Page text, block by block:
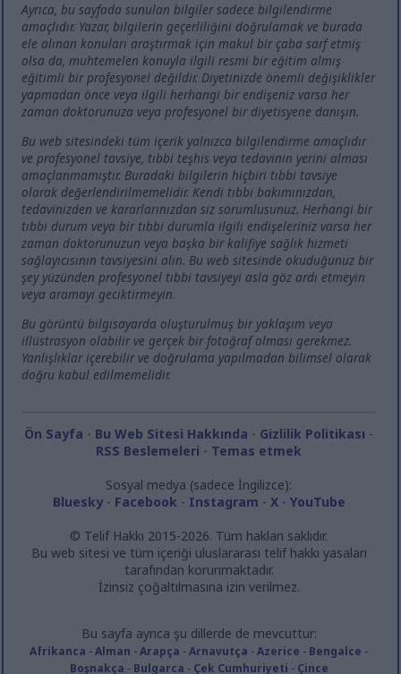
Ayrıca, bu sayfada sunulan bilgiler sadece bilgilendirme
amaçlıdır. Yazar, bilgilerin geçerliliğini doğrulamak ve burada
ele alınan konuları araştırmak için makul bir çaba sarf etmiş
olsa da, muhtemelen konuyla ilgili resmi bir eğitim almış
eğitimli bir profesyonel değildir. Diyetinizde önemli değişiklikler
yapmadan önce veya ilgili herhangi bir endişeniz varsa her
zaman doktorunuza veya profesyonel bir diyetisyene danışın.
Bu web sitesindeki tüm içerik yalnızca bilgilendirme amaçlıdır
ve profesyonel tavsiye, tıbbi teşhis veya tedavinin yerini alması
amaçlanmamıştır. Buradaki bilgilerin hiçbiri tıbbi tavsiye
olarak değerlendirilmemelidir. Kendi tıbbi bakımınızdan,
tedavinizden ve kararlarınızdan siz sorumlusunuz. Herhangi bir
tıbbi durum veya bir tıbbi durumla ilgili endişeleriniz varsa her
zaman doktorunuzun veya başka bir kalifiye sağlık hizmeti
sağlayıcısının tavsiyesini alın. Bu web sitesinde okuduğunuz bir
şey yüzünden profesyonel tıbbi tavsiyeyi asla göz ardı etmeyin
veya aramayı geciktirmeyin.
Bu görüntü bilgisayarda oluşturulmuş bir yaklaşım veya
illüstrasyon olabilir ve gerçek bir fotoğraf olması gerekmez.
Yanlışlıklar içerebilir ve doğrulama yapılmadan bilimsel olarak
doğru kabul edilmemelidir.
Ön Sayfa - Bu Web Sitesi Hakkında - Gizlilik Politikası -
RSS Beslemeleri - Temas etmek
Sosyal medya (sadece İngilizce):
Bluesky- Facebook - Instagram - X- YouTube
© Telif Hakkı 2015-2026. Tüm hakları saklıdır.
Bu web sitesi ve tüm içeriği uluslararası telif hakkı yasaları
tarafından korunmaktadır.
İzinsiz çoğaltılmasına izin verilmez.
Bu sayfa ayrıca şu dillerde de mevcuttur:
Afrikanca -Alman -Arapça -Arnavutça -Azerice - Bengalce -
Boşnakça - Bulgarca - Çek Cumhuriyeti - Çince